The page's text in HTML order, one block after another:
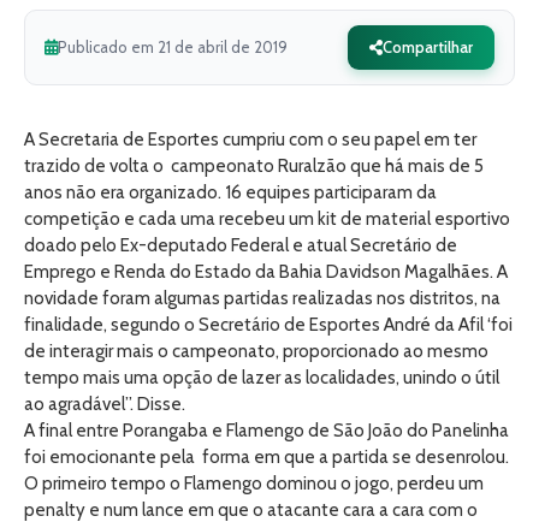
Publicado em 21 de abril de 2019 Compartilhar
A Secretaria de Esportes cumpriu com o seu papel em ter
trazido de volta o campeonato Ruralzão que há mais de 5
anos não era organizado. 16 equipes participaram da
competição e cada uma recebeu um kit de material esportivo
doado pelo Ex-deputado Federal e atual Secretário de
Emprego e Renda do Estado da Bahia Davidson Magalhães. A
novidade foram algumas partidas realizadas nos distritos, na
finalidade, segundo o Secretário de Esportes André da Afil ‘foi
de interagir mais o campeonato, proporcionado ao mesmo
tempo mais uma opção de lazer as localidades, unindo o útil
ao agradável”. Disse.
A final entre Porangaba e Flamengo de São João do Panelinha
foi emocionante pela forma em que a partida se desenrolou.
O primeiro tempo o Flamengo dominou o jogo, perdeu um
penalty e num lance em que o atacante cara a cara com o